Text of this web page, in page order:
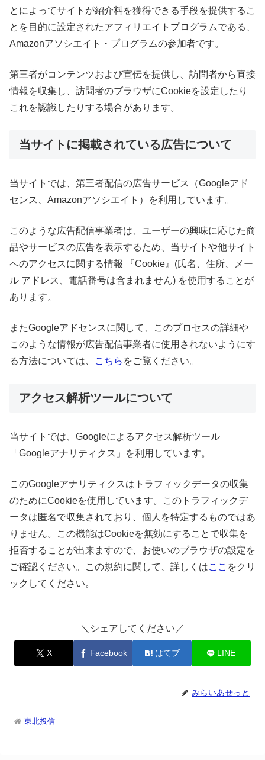
とによってサイトが紹介料を獲得できる手段を提供するこ
とを目的に設定されたアフィリエイトプログラムである、
Amazonアソシエイト・プログラムの参加者です。
第三者がコンテンツおよび宣伝を提供し、訪問者から直接
情報を収集し、訪問者のブラウザにCookieを設定したり
これを認識したりする場合があります。
当サイトに掲載されている広告について
当サイトでは、第三者配信の広告サービス（Googleアド
センス、Amazonアソシエイト）を利用しています。
このような広告配信事業者は、ユーザーの興味に応じた商
品やサービスの広告を表示するため、当サイトや他サイト
へのアクセスに関する情報 『Cookie』(氏名、住所、メー
ル アドレス、電話番号は含まれません) を使用することが
あります。
またGoogleアドセンスに関して、このプロセスの詳細や
このような情報が広告配信事業者に使用されないようにす
る方法については、
こちら をご覧ください。
アクセス解析ツールについて
当サイトでは、Googleによるアクセス解析ツール
「Googleアナリティクス」を利用しています。
このGoogleアナリティクスはトラフィックデータの収集
のためにCookieを使用しています。このトラフィックデ
ータは匿名で収集されており、個人を特定するものではあ
りません。この機能はCookieを無効にすることで収集を
拒否することが出来ますので、お使いのブラウザの設定を
ご確認ください。この規約に関して、詳しくはここ をクリ
ックしてください。
＼シェアしてください／
X Facebook はてブ LINE
みらいあせっと
東北投信